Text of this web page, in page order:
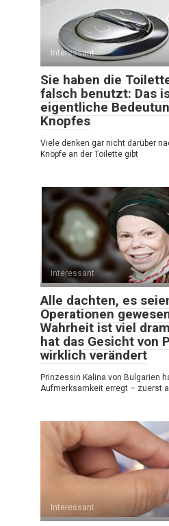
Interessant
Sie haben die
falsch benutzt: Das
eigentliche
Knopfes
Viele denken gar nicht darüber
Knöpfe an der Toilette gibt
Interessant
Alle dachten, es
Operationen
Wahrheit ist viel
hat das Gesicht von
wirklich verändert
Prinzessin Kalina von Bulgarien
Aufmerksamkeit erregt – zuerst
Interessant